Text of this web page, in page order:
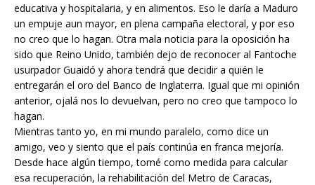
educativa y hospitalaria, y en alimentos. Eso le daría a Maduro
un empuje aun mayor, en plena campaña electoral, y por eso
no creo que lo hagan. Otra mala noticia para la oposición ha
sido que Reino Unido, también dejo de reconocer al Fantoche
usurpador Guaidó y ahora tendrá que decidir a quién le
entregarán el oro del Banco de Inglaterra. Igual que mi opinión
anterior, ojalá nos lo devuelvan, pero no creo que tampoco lo
hagan.
Mientras tanto yo, en mi mundo paralelo, como dice un
amigo, veo y siento que el país continúa en franca mejoría.
Desde hace algún tiempo, tomé como medida para calcular
esa recuperación, la rehabilitación del Metro de Caracas,